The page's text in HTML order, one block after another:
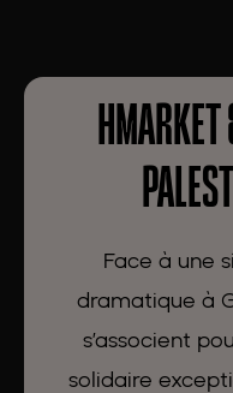
Face à une
dramatique à
s’associent
solidaire